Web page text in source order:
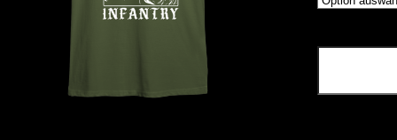
Infantry